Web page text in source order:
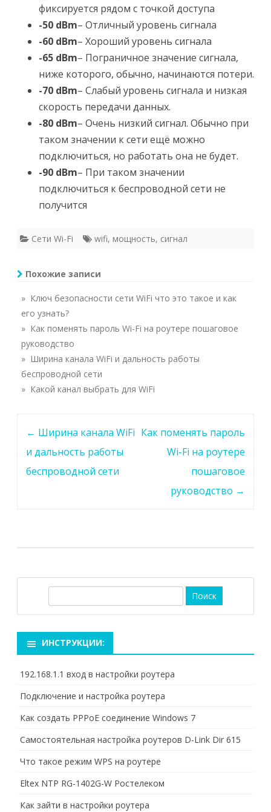
фиксируется рядом с точкой доступа
-50 dBm– Отличный уровень сигнала
-60 dBm– Хороший уровень сигнала
-65 dBm– Пограничное значение сигнала,
ниже которого, обычно, начинаются потери.
-70 dBm– Слабый уровень сигнала и низкая
скорость передачи данных.
-80 dBm– Очень низкий сигнал. Обычно при
таком значении к сети ещё можно
подключиться, но работать она не будет.
-90 dBm– При таком значении
подключиться к беспроводной сети не
получится
Сети Wi-Fi wifi, мощность, сигнал
Похожие записи
» Ключ безопасности сети WiFi что это такое и как
его узнать?
» Как поменять пароль Wi-Fi на роутере пошаговое
руководство
» Ширина канала WiFi и дальность работы
беспроводной сети
» Какой канал выбрать для WiFi
← Ширина канала WiFi
и дальность работы
беспроводной сети
Как поменять пароль
Wi-Fi на роутере
пошаговое
руководство →
ИНСТРУКЦИИ:
192.168.1.1 вход в настройки роутера
Подключение и настройка роутера
Как создать PPPoE соединение Windows 7
Самостоятельная настройка роутеров D-Link Dir 615
Что такое режим WPS на роутере
Eltex NTP RG-1402G-W Ростелеком
Как зайти в настройки роутера